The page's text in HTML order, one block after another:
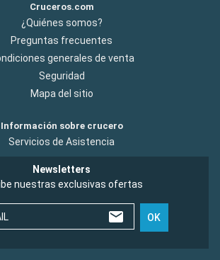
Cruceros.com
¿Quiénes somos?
Preguntas frecuentes
generales de venta
Seguridad
Mapa del sitio
Información sobre crucero
Servicios de Asistencia
Newsletters
nuestras exclusivas ofertas
OK